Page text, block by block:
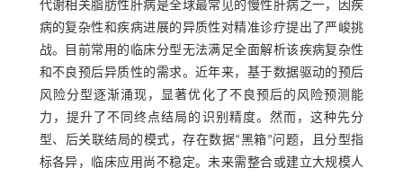
代谢相关脂肪性肝病是全球最常见的慢性肝病之一，因疾
病的复杂性和疾病进展的异质性对精准诊疗提出了严峻挑
战。目前常用的临床分型无法满足全面解析该疾病复杂性
和不良预后异质性的需求。近年来，基于数据驱动的预后
风险分型逐渐涌现，显著优化了不良预后的风险预测能
力，提升了不同终点结局的识别精度。然而，这种先分
型、后关联结局的模式，存在数据“黑箱”问题，且分型指
标各异，临床应用尚不稳定。未来需整合或建立大规模人